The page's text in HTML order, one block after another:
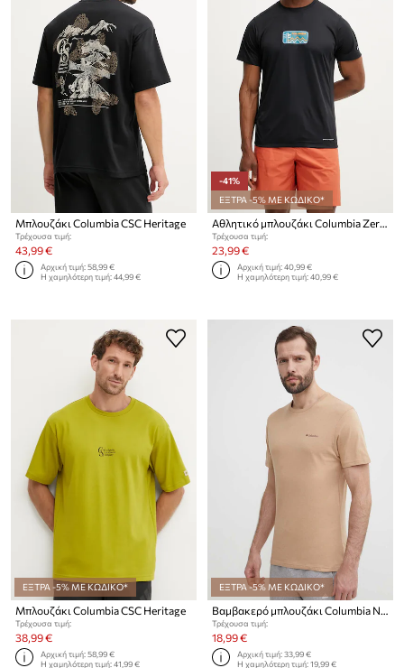
Μπλουζάκι Columbia CSC Heritage
Τρέχουσα τιμή:
43,99 €
Αρχική τιμή:58,99 €
Η χαμηλότερη τιμή:44,99 €
-41%
ΕΞΤΡΑ -5% ΜΕ ΚΩΔΙΚΟ*
Αθλητικό μπλουζάκι Columbia Zero Rules
Τρέχουσα τιμή:
23,99 €
Αρχική τιμή:40,99 €
Η χαμηλότερη τιμή:40,99 €
ΕΞΤΡΑ -5% ΜΕ ΚΩΔΙΚΟ*
Μπλουζάκι Columbia CSC Heritage
Τρέχουσα τιμή:
38,99 €
Αρχική τιμή:58,99 €
Η χαμηλότερη τιμή:41,99 €
ΕΞΤΡΑ -5% ΜΕ ΚΩΔΙΚΟ*
Βαμβακερό μπλουζάκι Columbia North Cascades
Τρέχουσα τιμή:
18,99 €
Αρχική τιμή:33,99 €
Η χαμηλότερη τιμή:19,99 €